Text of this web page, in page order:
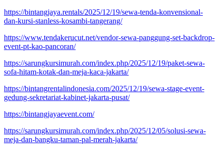
https://bintangjaya.rentals/2025/12/19/sewa-tenda-konvensional-
dan-kursi-stanless-kosambi-tangerang/
https://www.tendakerucut.net/vendor-sewa-panggung-set-backdrop-
event-pt-kao-pancoran/
https://sarungkursimurah.com/index.php/2025/12/19/paket-sewa-
sofa-hitam-kotak-dan-meja-kaca-jakarta/
https://bintangrentalindonesia.com/2025/12/19/sewa-stage-event-
gedung-sekretariat-kabinet-jakarta-pusat/
https://bintangjayaevent.com/
https://sarungkursimurah.com/index.php/2025/12/05/solusi-sewa-
meja-dan-bangku-taman-pal-merah-jakarta/